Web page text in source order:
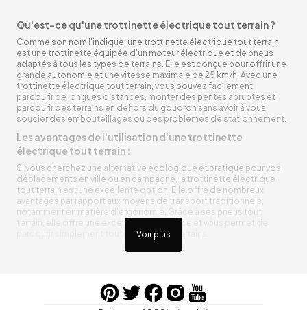
Voir plus
Qu'est-ce qu'une trottinette électrique tout terrain ?
Comme son nom l'indique, une trottinette électrique tout terrain
est une trottinette équipée d'un moteur électrique et de pneus
adaptés à tous les types de terrains. Elle est conçue pour offrir une
grande autonomie et une vitesse maximale de 25 km/h. Avec une
trottinette électrique tout terrain, vous pouvez facilement
parcourir de longues distances, monter des pentes abruptes et
parcourir des terrains en dehors du goudron sans avoir à vous
soucier des embouteillages ou des problèmes de stationnement.
Les avantages de l'utilisation d'une trottinette
électrique tout terrain :
Si vous cherchez une alternative écologique et pratique pour vos
déplacements en ville ou en campagne, la trottinette électrique
tout terrain est une excellente option. Elle offre de nombreux
avantages par rapport aux moyens de transport traditionnels,
notamment en matière d'ergonomie. Grâce à ses pneus tout
terrain, elle offre une excellente adhérence et vous permet de
parcourir simplement toutes sortes de terrains.
Trottinette électrique tout terrain ergonomique
entre vos trajets, vous n’aurez pas à vous soucier de l’état de sa
batterie. De plus, elle est équipée de pneus résistants qui peuvent